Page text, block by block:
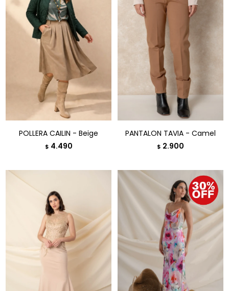
POLLERA CAILIN - Beige
$ 4.490
PANTALON TAVIA - Camel
$ 2.900